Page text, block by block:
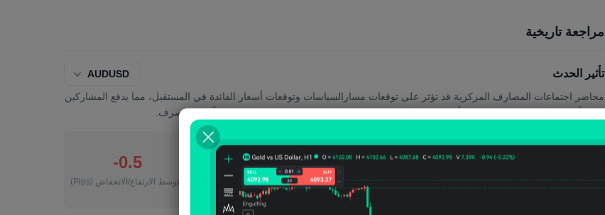
مراجعة تاريخية
تأثير الحدث
AUDUSD
محاضر اجتماعات المصارف المركزية قد تؤثر على توقعات مسارالسياسات وتوقعات أسعار الفائدة في المستقبل، مما يدفع المشاركين
في الأسواق إلى تعديل توقعاتهم بشأن تحركات العملات، وهو ما يعمل بدوره على معالجة تقلبات أسعار الصرف.
عدد مرات الحدوث
72
87
عدد السقوط
-0.5
متوسط ​​الارتفاع/الانخفاض (Pips)